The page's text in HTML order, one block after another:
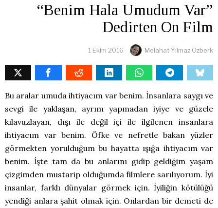
“Benim Hala Umudum Var”
Dedirten On Film
1 Ekim 2016 Melahat Yılmaz Özberk
Bu aralar umuda ihtiyacım var benim. İnsanlara saygı ve
sevgi ile yaklaşan, ayrım yapmadan iyiye ve güzele
kılavuzlayan, dışı ile değil içi ile ilgilenen insanlara
ihtiyacım var benim. Öfke ve nefretle bakan yüzler
görmekten yorulduğum bu hayatta ışığa ihtiyacım var
benim. İşte tam da bu anlarını gidip geldiğim yaşam
çizgimden mustarip olduğumda filmlere sarılıyorum. İyi
insanlar, farklı dünyalar görmek için. İyiliğin kötülüğü
yendiği anlara şahit olmak için. Onlardan bir demeti de